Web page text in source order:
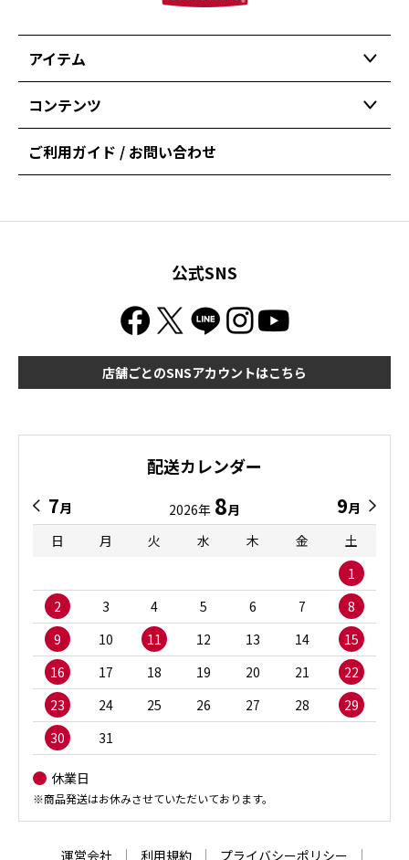
アイテム
コンテンツ
ご利用ガイド / お問い合わせ
公式SNS
店舗ごとのSNSアカウントはこちら
配送カレンダー
7月 2026年 8月 9月
日
月 火 水 木 金
土
1
2
3 4 5 6 7
8
9
10 11 12 13 14
15
16
17 18 19 20 21
22
23
24 25 26 27 28
29
30
31
休業日
※商品発送はお休みさせていただいております。
運営会社 利用規約 プライバシーポリシー